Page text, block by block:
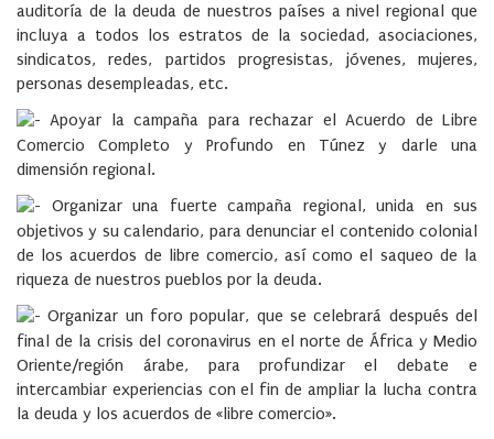
auditoría de la deuda de nuestros países a nivel regional que
incluya a todos los estratos de la sociedad, asociaciones,
sindicatos, redes, partidos progresistas, jóvenes, mujeres,
personas desempleadas, etc.
Apoyar la campaña para rechazar el Acuerdo de Libre
Comercio Completo y Profundo en Túnez y darle una
dimensión regional.
Organizar una fuerte campaña regional, unida en sus
objetivos y su calendario, para denunciar el contenido colonial
de los acuerdos de libre comercio, así como el saqueo de la
riqueza de nuestros pueblos por la deuda.
Organizar un foro popular, que se celebrará después del
final de la crisis del coronavirus en el norte de África y Medio
Oriente/región árabe, para profundizar el debate e
intercambiar experiencias con el fin de ampliar la lucha contra
la deuda y los acuerdos de «libre comercio».